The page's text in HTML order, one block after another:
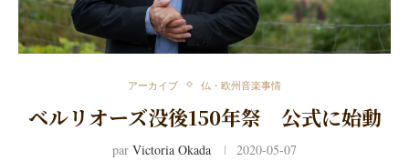
アーカイブ 仏・欧州音楽事情
ベルリオーズ没後150年祭 公式に始動
par Victoria Okada 2020-05-07